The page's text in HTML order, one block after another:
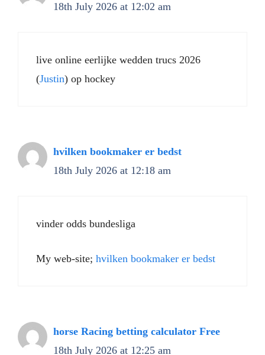
18th July 2026 at 12:02 am
live online eerlijke wedden trucs 2026
(Justin) op hockey
hvilken bookmaker er bedst
18th July 2026 at 12:18 am
vinder odds bundesliga
My web-site; hvilken bookmaker er bedst
horse Racing betting calculator Free​
18th July 2026 at 12:25 am